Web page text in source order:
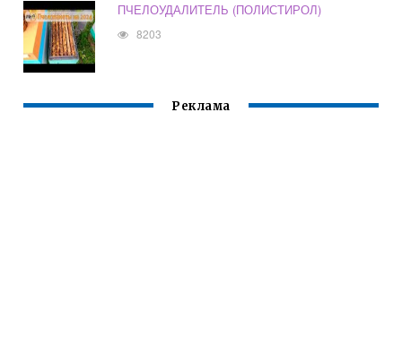
ПЧЕЛОУДАЛИТЕЛЬ (ПОЛИСТИРОЛ)
8203
Реклама